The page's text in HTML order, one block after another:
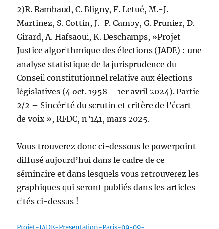
2)R. Rambaud, C. Bligny, F. Letué, M.-J.
Martinez, S. Cottin, J.-P. Camby, G. Prunier, D.
Girard, A. Hafsaoui, K. Deschamps, »Projet
Justice algorithmique des élections (JADE) : une
analyse statistique de la jurisprudence du
Conseil constitutionnel relative aux élections
législatives (4 oct. 1958 – 1er avril 2024). Partie
2/2 – Sincérité du scrutin et critère de l’écart
de voix », RFDC, n°141, mars 2025.
Vous trouverez donc ci-dessous le powerpoint
diffusé aujourd’hui dans le cadre de ce
séminaire et dans lesquels vous retrouverez les
graphiques qui seront publiés dans les articles
cités ci-dessus !
Projet-JADE-Presentation-Paris-09-09-